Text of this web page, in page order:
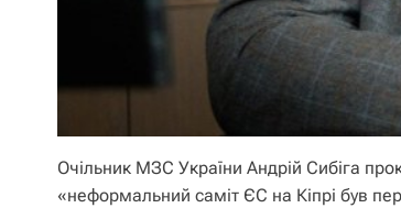
Очільник МЗС України Андрій Сибіга
«неформальний саміт ЄС на Кіпрі був